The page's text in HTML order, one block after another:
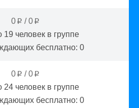
0 p /0 p
19 человек в группе
бесплатно: 0
0 p /0 p
24 человек в группе
бесплатно: 0